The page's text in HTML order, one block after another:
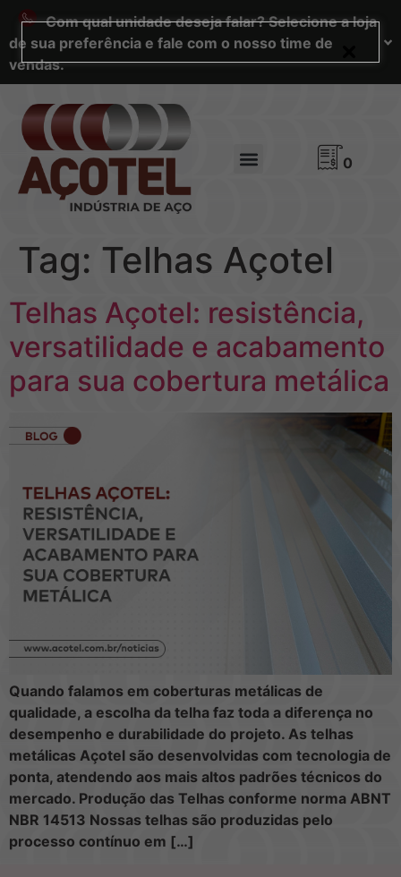
Com qual unidade deseja falar? Selecione a loja
de sua preferência e fale com o nosso time de
vendas.
0
Tag: Telhas Açotel
Telhas Açotel: resistência,
versatilidade e acabamento
para sua cobertura metálica
Quando falamos em coberturas metálicas de
qualidade, a escolha da telha faz toda a diferença no
desempenho e durabilidade do projeto. As telhas
metálicas Açotel são desenvolvidas com tecnologia de
ponta, atendendo aos mais altos padrões técnicos do
mercado. Produção das Telhas conforme norma ABNT
NBR 14513 Nossas telhas são produzidas pelo
processo contínuo em […]